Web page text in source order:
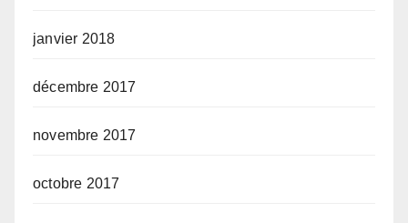
janvier 2018
décembre 2017
novembre 2017
octobre 2017